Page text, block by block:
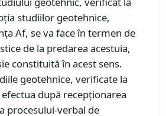
studiilor geotehnice,
Af, se va face în termen de
de la predarea acestuia,
constituită în acest sens.
geotehnice, verificate la
după recepționarea
procesului-verbal de